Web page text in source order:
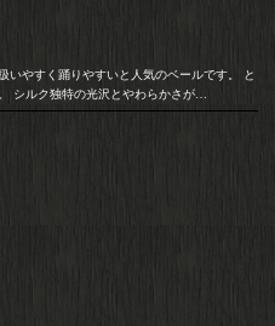
いやすく踊りやすいと人気のベールです。 と
シルク独特の光沢とやわらかさが…